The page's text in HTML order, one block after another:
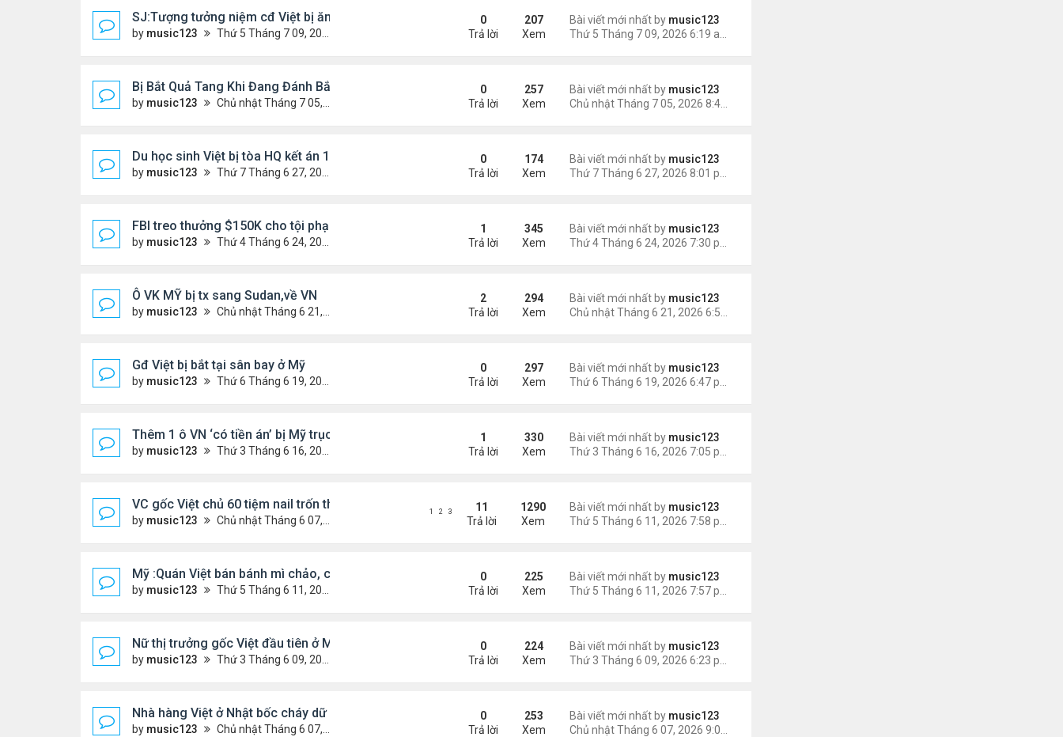
SJ:Tượng tưởng niệm cđ Việt bị ăn cắp
by music123 Thứ 5 Tháng 7 09, 2026 6:19 am
Bài viết mới nhất by music123
0
Trả lời
207
Xem
Bị Bắt Quả Tang Khi Đang Đánh Bắt “Vài Con Cá Mỹ”, Người Đàn Ông Gốc Việt Xin Được Tha Tội
by music123 Chủ nhật Tháng 7 05, 2026 8:47 am
Bài viết mới nhất by music123
Chủ nhật Tháng 7 05, 2026 8:47 am
0
Trả lời
257
Xem
Du học sinh Việt bị tòa HQ kết án 10 năm vì vứt bỏ con sơ sinh
by music123 Thứ 7 Tháng 6 27, 2026 8:01 pm
Bài viết mới nhất by music123
0
Trả lời
174
Xem
FBI treo thưởng $150K cho tội phạm 'đang ở Việt Nam'
by music123 Thứ 4 Tháng 6 24, 2026 7:26 pm
Bài viết mới nhất by music123
1
Trả lời
345
Xem
Ô VK MỸ bị tx sang Sudan,về VN
by music123 Chủ nhật Tháng 6 21, 2026 6:46 am
Bài viết mới nhất by music123
2
Trả lời
294
Xem
Gđ Việt bị bắt tại sân bay ở Mỹ
by music123 Thứ 6 Tháng 6 19, 2026 6:47 pm
Bài viết mới nhất by music123
0
Trả lời
297
Xem
Thêm 1 ô VN ‘có tiền án’ bị Mỹ trục xuất về nước
by music123 Thứ 3 Tháng 6 16, 2026 7:00 pm
Bài viết mới nhất by music123
1
Trả lời
330
Xem
VC gốc Việt chủ 60 tiệm nail trốn thuế $32 triệu
by music123 Chủ nhật Tháng 6 07, 2026 9:21 am
Bài viết mới nhất by music123
11
Trả lời
1290
Xem
1 2 3
Mỹ :Quán Việt bán bánh mì chảo, cà phê mắm gây chú ý tại Mỹ
by music123 Thứ 5 Tháng 6 11, 2026 7:57 pm
Bài viết mới nhất by music123
0
Trả lời
225
Xem
Nữ thị trưởng gốc Việt đầu tiên ở Mỹ tái đắc cử
by music123 Thứ 3 Tháng 6 09, 2026 6:23 pm
Bài viết mới nhất by music123
0
Trả lời
224
Xem
Nhà hàng Việt ở Nhật bốc cháy dữ dội
by music123 Chủ nhật Tháng 6 07, 2026 9:04 am
Bài viết mới nhất by music123
0
Trả lời
253
Xem